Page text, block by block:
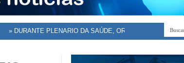
PLENARIO DA SAÚDE, ORLEANS BRANDÃO